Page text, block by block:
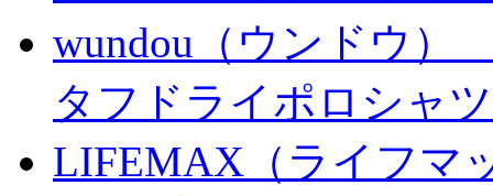
wundou（ウンドウ）
タフドライポロシャツ
LIFEMAX（ライフマ